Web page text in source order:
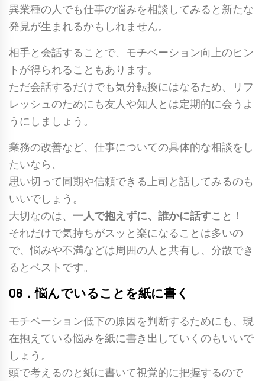
異業種の人でも仕事の悩みを相談してみると新たな
発見が生まれるかもしれません。
相手と会話することで、モチベーション向上のヒン
トが得られることもあります。
ただ会話するだけでも気分転換にはなるため、リフ
レッシュのためにも友人や知人とは定期的に会うよ
うにしましょう。
業務の改善など、仕事についての具体的な相談をし
たいなら、
思い切って同期や信頼できる上司と話してみるのも
いいでしょう。
大切なのは、 一人で抱えずに、誰かに話すこと！
それだけで気持ちがスッと楽になることは多いの
で、悩みや不満などは周囲の人と共有し、分散でき
るとベストです。
08．悩んでいることを紙に書く
モチベーション低下の原因を判断するためにも、現
在抱えている悩みを紙に書き出していくのもいいで
しょう。
頭で考えるのと紙に書いて視覚的に把握するので